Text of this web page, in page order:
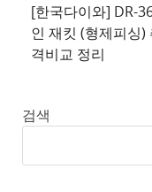
트
사
이
[한국다이와] DR-
인 재킷 (형제피싱
격비교 정리
검색